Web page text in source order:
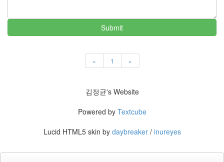
Submit
« 1 »
ion
1
김정균's Website
Powered by Textcube
Lucid HTML5 skin by daybreaker/ inureyes